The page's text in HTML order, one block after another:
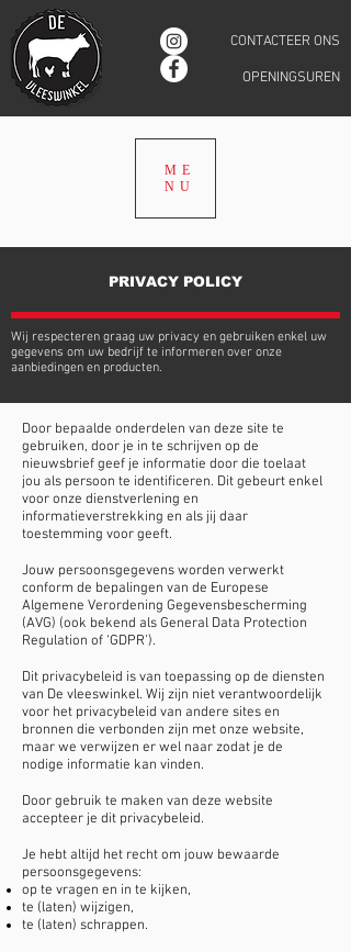
CONTACTEER ONS
OPENINGSUREN
ME
NU
PRIVACY POLICY
Wij respecteren graag uw privacy en gebruiken enkel uw
gegevens om uw bedrijf te informeren over onze
aanbiedingen en producten.
Door bepaalde onderdelen van deze site te
gebruiken, door je in te schrijven op de
nieuwsbrief geef je informatie door die toelaat
jou als persoon te identificeren. Dit gebeurt enkel
voor onze dienstverlening en
informatieverstrekking en als jij daar
toestemming voor geeft.
Jouw persoonsgegevens worden verwerkt
conform de bepalingen van de Europese
Algemene Verordening Gegevensbescherming
(AVG) (ook bekend als General Data Protection
Regulation of ‘GDPR’).
Dit privacybeleid is van toepassing op de diensten
van De vleeswinkel. Wij zijn niet verantwoordelijk
voor het privacybeleid van andere sites en
bronnen die verbonden zijn met onze website,
maar we verwijzen er wel naar zodat je de
nodige informatie kan vinden.
Door gebruik te maken van deze website
accepteer je dit privacybeleid.
Je hebt altijd het recht om jouw bewaarde
persoonsgegevens:
op te vragen en in te kijken,
te (laten) wijzigen,
te (laten) schrappen.